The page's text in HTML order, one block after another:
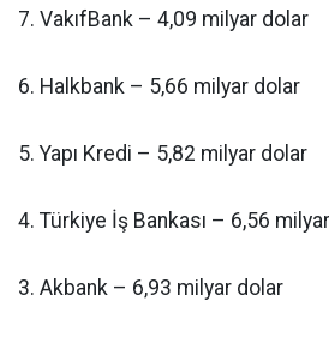
7. VakıfBank – 4,09 milyar dolar
6. Halkbank – 5,66 milyar dolar
5. Yapı Kredi – 5,82 milyar dolar
4. Türkiye İş Bankası – 6,56
3. Akbank – 6,93 milyar dolar